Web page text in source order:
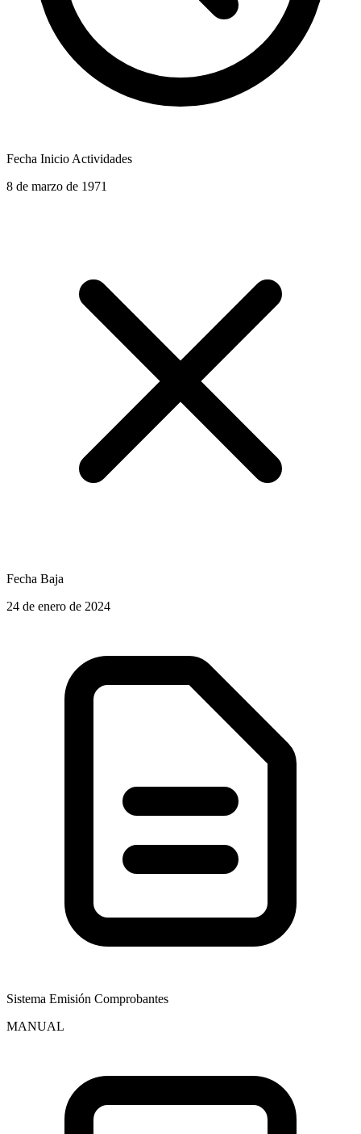
Fecha Inicio Actividades
8 de marzo de 1971
Fecha Baja
24 de enero de 2024
Sistema Emisión Comprobantes
MANUAL